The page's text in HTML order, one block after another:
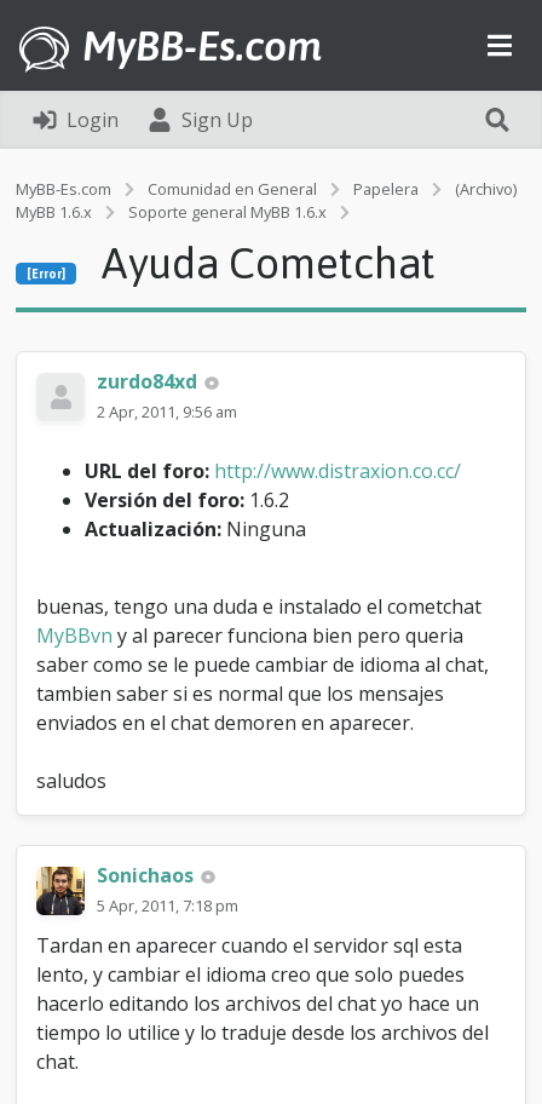
MyBB-Es.com
Login Sign Up
MyBB-Es.com Comunidad en General Papelera
(Archivo)
MyBB 1.6.x
Soporte general MyBB 1.6.x
A
y
u
a
t
[Error] Ayuda Cometchat
zurdo84xd
2 Apr, 2011, 9:56 am
URL del foro: http://www.distraxion.co.cc/
Versión del foro: 1.6.2
Actualización: Ninguna
buenas, tengo una duda e instalado el cometchat
MyBBvn y al parecer funciona bien pero queria
saber como se le puede cambiar de idioma al chat,
tambien saber si es normal que los mensajes
enviados en el chat demoren en aparecer.
saludos
Sonichaos
5 Apr, 2011, 7:18 pm
Tardan en aparecer cuando el servidor sql esta
lento, y cambiar el idioma creo que solo puedes
hacerlo editando los archivos del chat yo hace un
tiempo lo utilice y lo traduje desde los archivos del
chat.